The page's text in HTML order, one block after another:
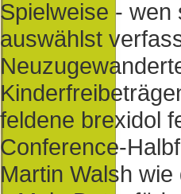
Spielweise -
auswählst
feldene brexidol
Conference-
Martin Walsh